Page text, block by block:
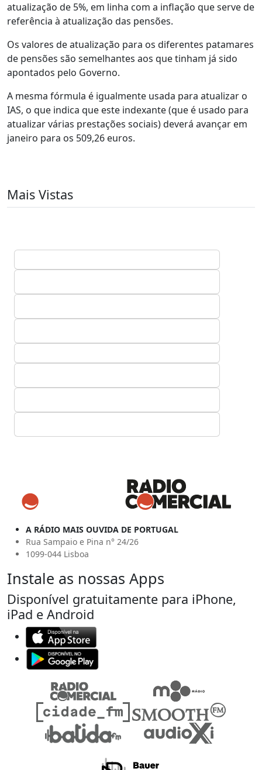
atualização de 5%, em linha com a inflação que serve de
referência à atualização das pensões.
Os valores de atualização para os diferentes patamares
de pensões são semelhantes aos que tinham já sido
apontados pelo Governo.
A mesma fórmula é igualmente usada para atualizar o
IAS, o que indica que este indexante (que é usado para
atualizar várias prestações sociais) deverá avançar em
janeiro para os 509,26 euros.
Mais Vistas
A RÁDIO MAIS OUVIDA DE PORTUGAL
Rua Sampaio e Pina n° 24/26
1099-044 Lisboa
Instale as nossas Apps
Disponível gratuitamente para iPhone,
iPad e Android